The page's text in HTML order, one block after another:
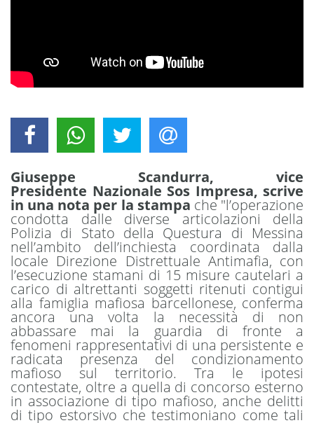
Giuseppe Scandurra, vice
Presidente Nazionale Sos Impresa, scrive
in una nota per la stampa che "l’operazione
condotta dalle diverse articolazioni della
Polizia di Stato della Questura di Messina
nell’ambito dell’inchiesta coordinata dalla
locale Direzione Distrettuale Antimafia, con
l’esecuzione stamani di 15 misure cautelari a
carico di altrettanti soggetti ritenuti contigui
alla famiglia mafiosa barcellonese, conferma
ancora una volta la necessità di non
abbassare mai la guardia di fronte a
fenomeni rappresentativi di una persistente e
radicata presenza del condizionamento
mafioso sul territorio. Tra le ipotesi
contestate, oltre a quella di concorso esterno
in associazione di tipo mafioso, anche delitti
di tipo estorsivo che testimoniano come tali